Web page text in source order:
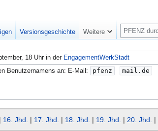
18 Uhr in der EngagementWerkStadt
Benutzernamens an: E-Mail:
pfenz mail.de
| 16. Jhd. | 17. Jhd. | 18. Jhd. | 19. Jhd. | 20. Jhd. |
Versionsgeschichte Weitere
S
u
c
h
e